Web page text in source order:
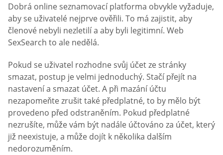
Dobrá online seznamovací platforma obvykle vyžaduje,
aby se uživatelé nejprve ověřili. To má zajistit, aby
členové nebyli nezletilí a aby byli legitimní. Web
SexSearch to ale nedělá.
Pokud se uživatel rozhodne svůj účet ze stránky
smazat, postup je velmi jednoduchý. Stačí přejít na
nastavení a smazat účet. A při mazání účtu
nezapomeňte zrušit také předplatné, to by mělo být
provedeno před odstraněním. Pokud předplatné
nezrušíte, může vám být nadále účtováno za účet, který
již neexistuje, a může dojít k několika dalším
nedorozuměním.